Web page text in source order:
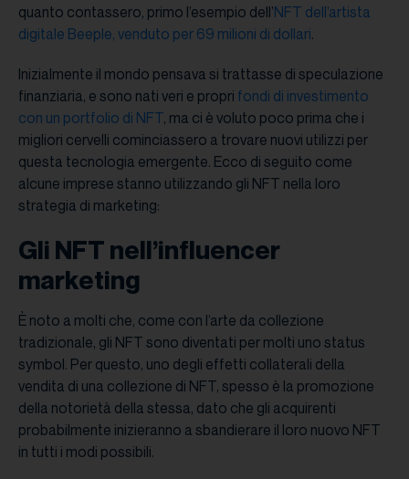
quanto contassero, primo l’esempio dell’NFT dell’artista
digitale Beeple, venduto per 69 milioni di dollari.
Inizialmente il mondo pensava si trattasse di speculazione
finanziaria, e sono nati veri e propri fondi di investimento
con un portfolio di NFT, ma ci è voluto poco prima che i
migliori cervelli cominciassero a trovare nuovi utilizzi per
questa tecnologia emergente. Ecco di seguito come
alcune imprese stanno utilizzando gli NFT nella loro
strategia di marketing:
Gli NFT nell’influencer
marketing
È noto a molti che, come con l’arte da collezione
tradizionale, gli NFT sono diventati per molti uno status
symbol. Per questo, uno degli effetti collaterali della
vendita di una collezione di NFT, spesso è la promozione
della notorietà della stessa, dato che gli acquirenti
probabilmente inizieranno a sbandierare il loro nuovo NFT
in tutti i modi possibili.